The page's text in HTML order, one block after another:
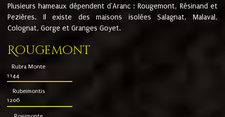
Plusieurs hameaux dépendent d'Aranc : Rougemont, Résinand et
Pezières. Il existe des maisons isolées Salagnat, Malaval,
Colognat, Gorge et Granges Goyet.
Rougemont
Rubra Monte
1144
Rubeimontis
1206